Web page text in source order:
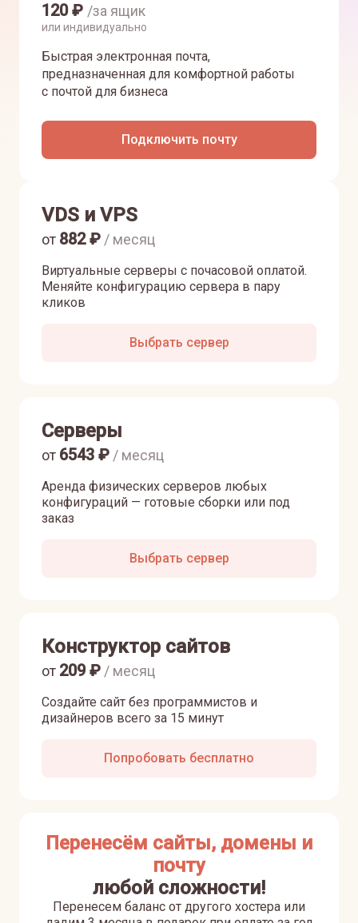
120₽ /за ящик
или индивидуально
Быстрая электронная почта,
предназначенная для комфортной работы
с почтой для бизнеса
Подключить почту
VDS и VPS
Виртуальные серверы с почасовой оплатой.
Меняйте конфигурацию сервера в пару
кликов
от 882₽ / месяц
Выбрать сервер
Серверы
Аренда физических серверов любых
конфигураций — готовые сборки или под
заказ
от 6543 ₽ / месяц
Выбрать сервер
Конструктор сайтов
Создайте сайт без программистов и
дизайнеров всего за 15 минут
от 209₽ / месяц
Попробовать бесплатно
Перенесём сайты, домены и
почту
любой сложности!
Перенесем баланс от другого хостера или